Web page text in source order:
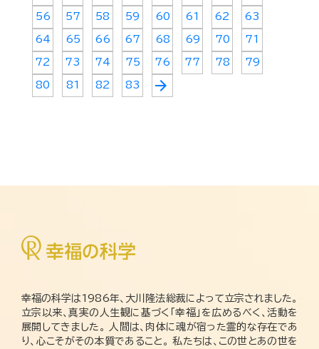
56 57 58 59 60 61 62 63
64 65 66 67 68 69 70 71
72 73 74 75 76 77 78 79
80 81 82 83 arrow_forward
幸福の科学は1986年、大川隆法総裁によって立宗されました。
立宗以来、真実の人生観に基づく「幸福」を広めるべく、活動を
展開してきました。 人間は、肉体に魂が宿った霊的な存在であ
り、心こそがその本質であること。 私たちは、この世とあの世を